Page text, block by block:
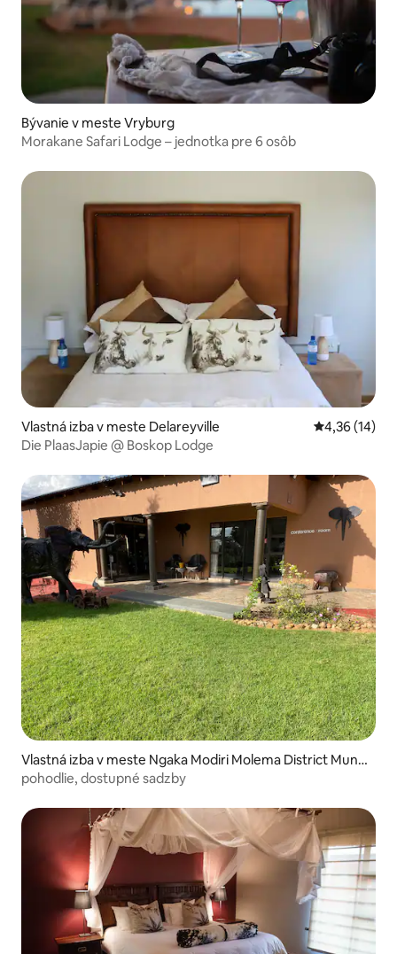
Bývanie v meste Vryburg
Morakane Safari Lodge – jednotka pre 6 osôb
Vlastná izba v meste Delareyville Priemerné
4,36 (14)
Die PlaasJapie @ Boskop Lodge
Vlastná izba v meste Ngaka Modiri Molema District Munic
ipality
pohodlie, dostupné sadzby